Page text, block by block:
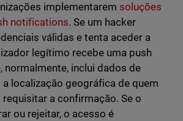
implementarem soluções
notifications. Se um hacker
válidas e tenta aceder a
legítimo recebe uma push
normalmente, inclui dados de
localização geográfica de quem
a confirmação. Se o
ou rejeitar, o acesso é